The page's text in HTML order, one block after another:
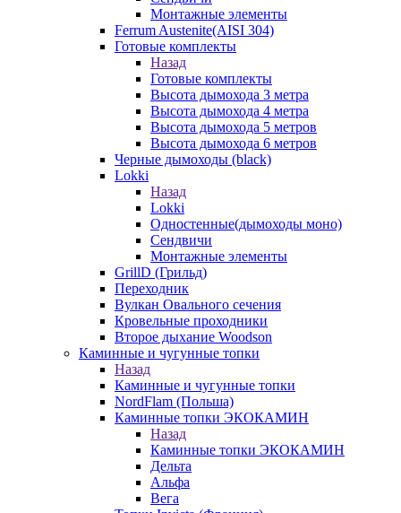
Монтажные элементы
Ferrum Austenite(AISI 304)
Готовые комплекты
Назад
Готовые комплекты
Высота дымохода 3 метра
Высота дымохода 4 метра
Высота дымохода 5 метров
Высота дымохода 6 метров
Черные дымоходы (black)
Lokki
Назад
Lokki
Одностенные(дымоходы моно)
Сендвичи
Монтажные элементы
GrillD (Грильд)
Переходник
Вулкан Овального сечения
Кровельные проходники
Второе дыхание Woodson
Каминные и чугунные топки
Назад
Каминные и чугунные топки
NordFlam (Польша)
Каминные топки ЭКОКАМИН
Назад
Каминные топки ЭКОКАМИН
Дельта
Альфа
Вега